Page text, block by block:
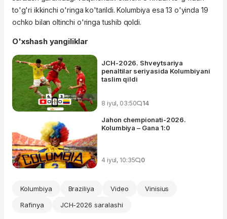
to'g'ri ikkinchi o'ringa ko'tarildi. Kolumbiya esa 13 o'yinda 19
ochko bilan oltinchi o'ringa tushib qoldi.
O'xshash yangiliklar
JCH-2026. Shveytsariya
penaltilar seriyasida Kolumbiyani
taslim qildi
8 iyul, 03:50 14
Jahon chempionati-2026.
Kolumbiya – Gana 1:0
4 iyul, 10:35 0
Kolumbiya Braziliya Video
Vinisius
Rafinya
JCH-2026 saralashi